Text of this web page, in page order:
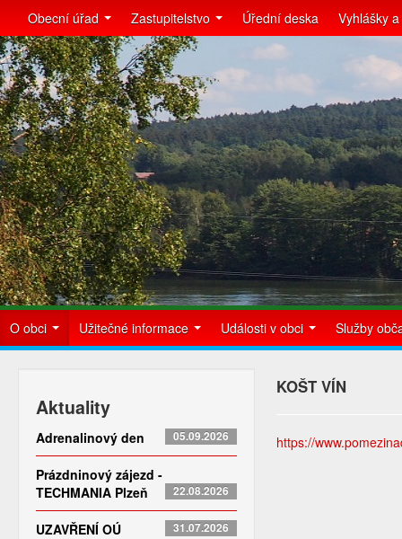
Obecní úřad Zastupitelstvo Úřední deska Vyhlášky
O obci Užitečné informace Události v obci Služby
Aktuality
Adrenalinový den 05.09.2026
Prázdninový zájezd -
TECHMANIA Plzeň
22.08.2026
UZAVŘENÍ OÚ 31.07.2026
KOŠT VÍN
https://